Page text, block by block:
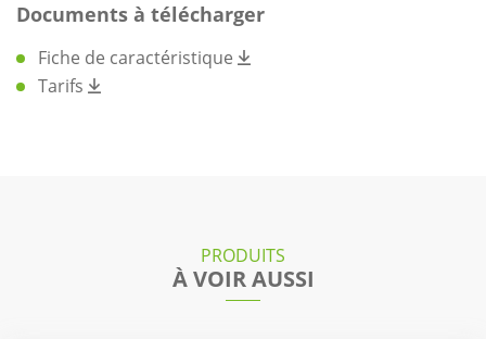
Documents à télécharger
Fiche de caractéristique
Tarifs
PRODUITS
À VOIR AUSSI